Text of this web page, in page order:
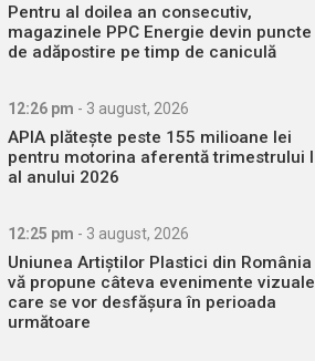
Pentru al doilea an consecutiv,
magazinele PPC Energie devin puncte
de adăpostire pe timp de caniculă
12:26 pm - 3 august, 2026
APIA plătește peste 155 milioane lei
pentru motorina aferentă trimestrului I
al anului 2026
12:25 pm - 3 august, 2026
Uniunea Artiștilor Plastici din România
vă propune câteva evenimente vizuale
care se vor desfășura în perioada
următoare